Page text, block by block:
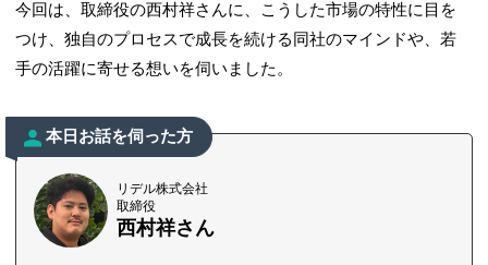
今回は、取締役の西村祥さんに、こうした市場の特性に目を
つけ、独自のプロセスで成長を続ける同社のマインドや、若
手の活躍に寄せる想いを伺いました。
本日お話を伺った方
リデル株式会社
取締役
西村祥さん